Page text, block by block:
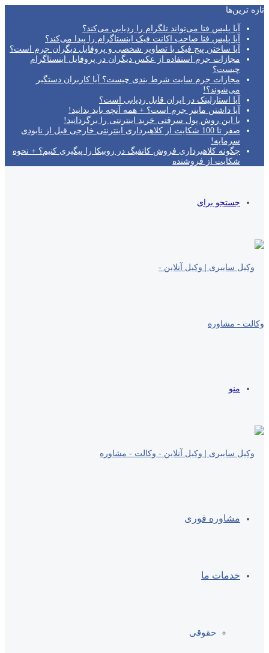
تازه‌ ترین‌ها
آیا پلیس فتا می‌تواند تلگرام را ردیابی می‌کند؟
آیا پلیس فتا صاحب اکانت فیک اینستاگرام را پیدا می‌کند؟
آیا ساختن پیج فیک با تصاویر شخصی و پروفایل دیگران جرم است؟
مجازات جرم استفاده از عکس دیگران در پروفایل اینستاگرام
چیست؟
مجازات جرم سایت شرط بندی چیست؟ آیا کاربران دستگیر
می‌شوند؟!
آیا استارلینک در ایران قابل ردیابی است؟
آیا داشتن ماینر جرم است؟ + همه آنچه باید بدانید!
با این روش پول سرقتی خرید اینترنتی را برگردانید!
صفر تا 100 شکایت از کلاهبرداری اینترنتی خارجی قبل از نابودی
سرمایه!
چگونه کلاهبرداری فروش کانفیگ در روبیکا را پیگیری کنیم؟ + نحوه
شکایت از فروشنده
جستجو برای
منو
مشاوره فوری
خدمات ما
حقوقی